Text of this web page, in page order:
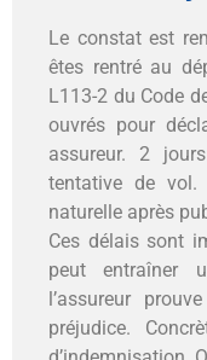
Le constat est
êtes rentré au
L113-2 du Code
ouvrés pour
assureur. 2
tentative de
naturelle après
Ces délais sont
peut entraîner
l’assureur
préjudice.